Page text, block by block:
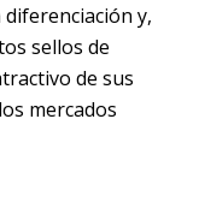
y,
sellos de
de sus
mercados